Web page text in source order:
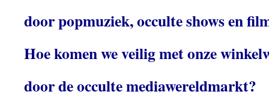
door popmuziek, occulte shows en
Hoe komen we veilig met onze
door de occulte mediawereldmarkt?